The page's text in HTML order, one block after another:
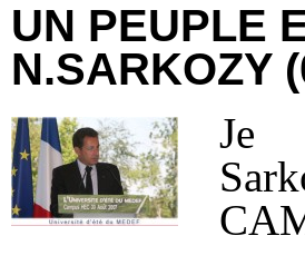
UN PEUPLE
N.SARKOZY
Je